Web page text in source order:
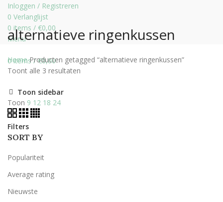
Inloggen / Registreren
0 Verlanglijst
0 items / €0,00
Menu
0items / €0,00
alternatieve ringenkussen
HomeProducten getagged “alternatieve ringenkussen”
Toont alle 3 resultaten
Toon sidebar
Toon 9 12 18 24
Filters
SORT BY
Populariteit
Average rating
Nieuwste